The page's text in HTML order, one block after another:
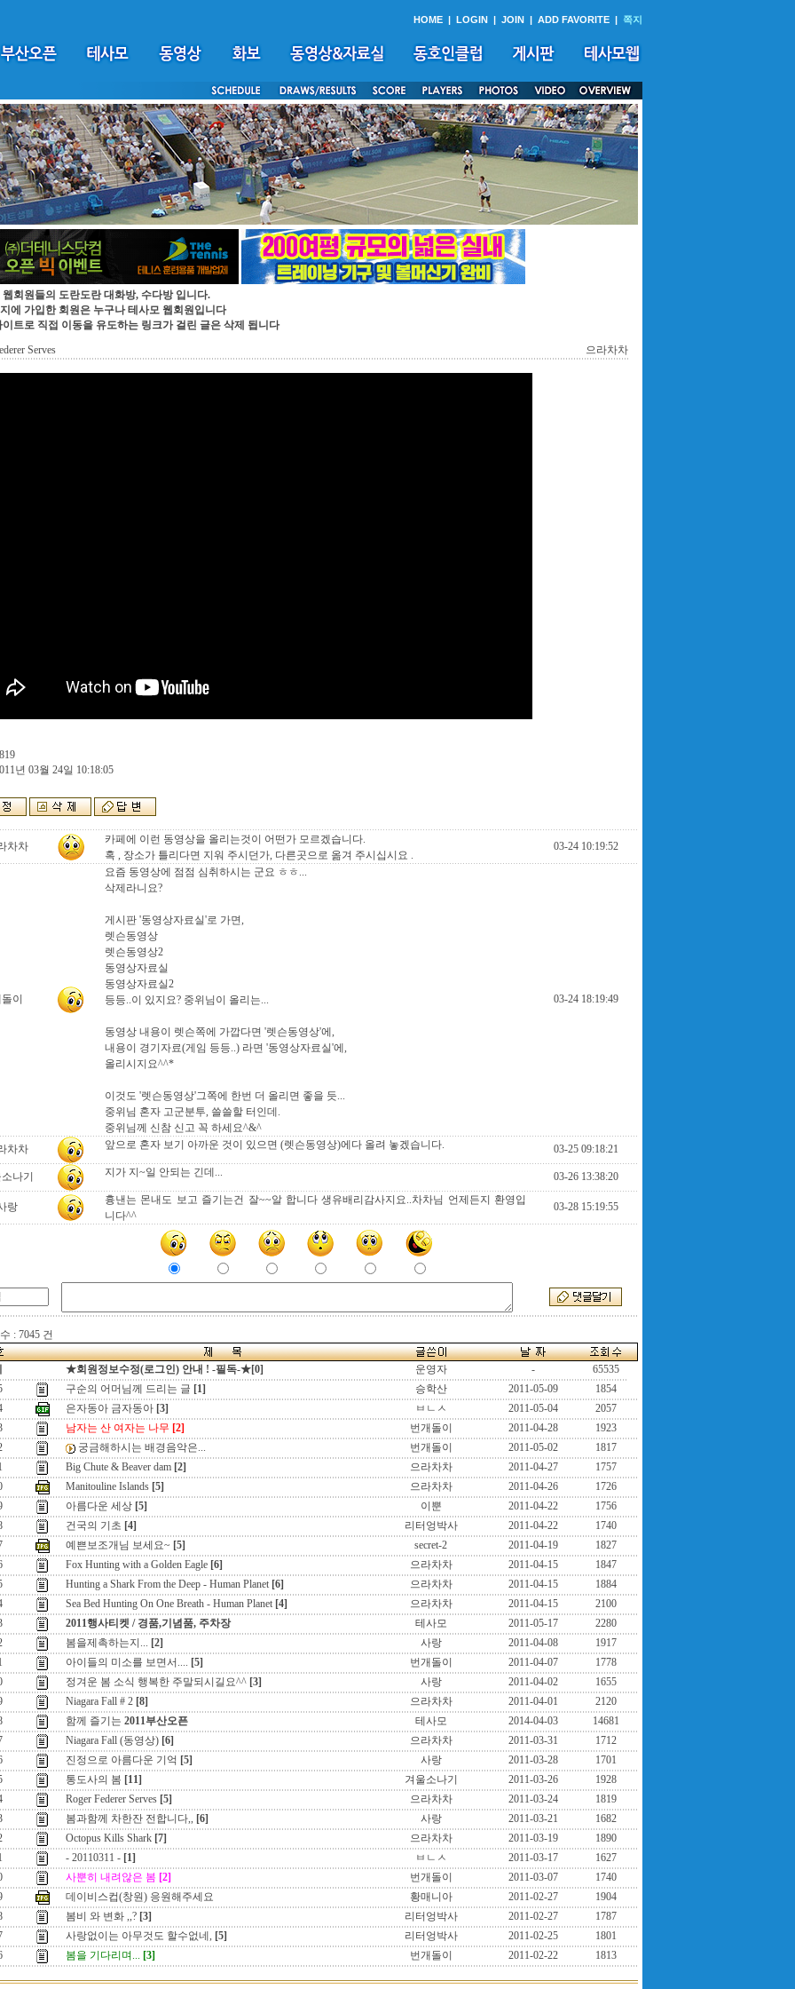
HOME | LOGIN | JOIN | ADD FAVORITE | 쪽지
회원들의 도란도란 대화방, 수다방 입니다.
에 가입한 회원은 누구나 테사모 웹회원입니다
트로 직접 이동을 유도하는 링크가 걸린 글은 삭제 됩니다
Serves
으라차차
년 03월 24일 10:18:05
차차
카페에 이런 동영상을 올리는것이 어떤가 모르겠습니다.
혹 , 장소가 틀리다면 지워 주시던가, 다른곳으로 옮겨 주시십시요 .
03-24 10:19:52
이
요즘 동영상에 점점 심취하시는 군요 ㅎㅎ...
삭제라니요?
게시판 '동영상자료실'로 가면,
렛슨동영상
렛슨동영상2
동영상자료실
동영상자료실2
등등..이 있지요? 중위님이 올리는...
동영상 내용이 렛슨쪽에 가깝다면 '렛슨동영상'에,
내용이 경기자료(게임 등등..) 라면 '동영상자료실'에,
올리시지요^^*
이것도 '렛슨동영상'그쪽에 한번 더 올리면 좋을 듯...
중위님 혼자 고군분투, 쓸쓸할 터인데.
중위님께 신참 신고 꼭 하세요^&^
03-24 18:19:49
차차 앞으로 혼자 보기 아까운 것이 있으면 (렛슨동영상)에다 올려 놓겠습니다. 03-25 09:18:21
나기 지가 지~일 안되는 긴데... 03-26 13:38:20
랑
흉낸는 몬내도 보고 즐기는건 잘~~알 합니다 생유배리감사지요..차차님 언제든지 환영입
니다^^
03-28 15:19:55
: 7045 건
★회원정보수정(로그인) 안내 ! -필독-★[0] 운영자 -
65535
구순의 어머님께 드리는 글 [1] 승학산 2011-05-09
1854
은자동아 금자동아 [3] ㅂㄴㅅ 2011-05-04
2057
남자는 산 여자는 나무 [2] 번개돌이 2011-04-28
1923
궁금해하시는 배경음악은... 번개돌이 2011-05-02
1817
Big Chute & Beaver dam [2] 으라차차 2011-04-27
1757
Manitouline Islands [5] 으라차차 2011-04-26
1726
아름다운 세상 [5] 이뿐 2011-04-22
1756
건국의 기초 [4] 리터엉박사 2011-04-22
1740
예쁜보조개님 보세요~ [5] secret-2 2011-04-19
1827
Fox Hunting with a Golden Eagle [6] 으라차차 2011-04-15
1847
Hunting a Shark From the Deep - Human Planet [6] 으라차차 2011-04-15
1884
Sea Bed Hunting On One Breath - Human Planet [4] 으라차차 2011-04-15
2100
2011행사티켓 / 경품,기념품, 주차장 테사모 2011-05-17
2280
봄을제촉하는지... [2] 사랑 2011-04-08
1917
아이들의 미소를 보면서.... [5] 번개돌이 2011-04-07
1778
정겨운 봄 소식 행복한 주말되시길요^^ [3] 사랑 2011-04-02
1655
Niagara Fall # 2 [8] 으라차차 2011-04-01
2120
함께 즐기는 2011부산오픈 테사모 2014-04-03
14681
Niagara Fall (동영상) [6] 으라차차 2011-03-31
1712
진정으로 아름다운 기억 [5] 사랑 2011-03-28
1701
통도사의 봄 [11] 겨울소나기 2011-03-26
1928
Roger Federer Serves [5] 으라차차 2011-03-24
1819
봄과함께 차한잔 전합니다,, [6] 사랑 2011-03-21
1682
Octopus Kills Shark [7] 으라차차 2011-03-19
1890
- 20110311 - [1] ㅂㄴㅅ 2011-03-17
1627
사뿐히 내려않은 봄 [2] 번개돌이 2011-03-07
1740
데이비스컵(창원) 응원해주세요 황매니아 2011-02-27
1904
봄비 와 변화 ,,? [3] 리터엉박사 2011-02-27
1787
사랑없이는 아무것도 할수없네, [5] 리터엉박사 2011-02-25
1801
봄을 기다리며... [3] 번개돌이 2011-02-22 1813